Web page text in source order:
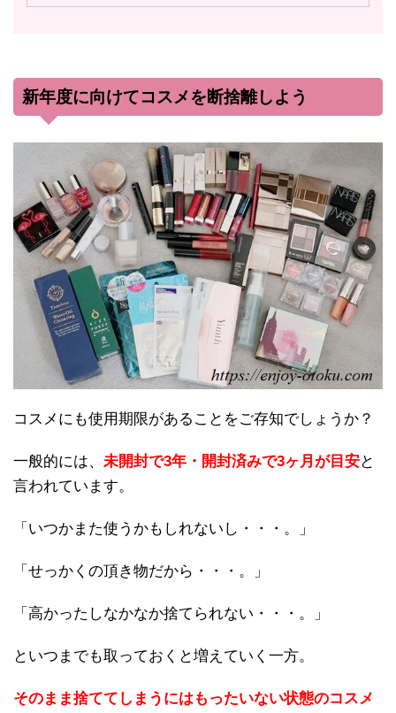
新年度に向けてコスメを断捨離しよう
コスメにも使用期限があることをご存知でしょうか？
一般的には、 未開封で3年・開封済みで3ヶ月が目安と
言われています。
「いつかまた使うかもしれないし・・・。」
「せっかくの頂き物だから・・・。」
「高かったしなかなか捨てられない・・・。」
といつまでも取っておくと増えていく一方。
そのまま捨ててしまうにはもったいない状態のコスメ